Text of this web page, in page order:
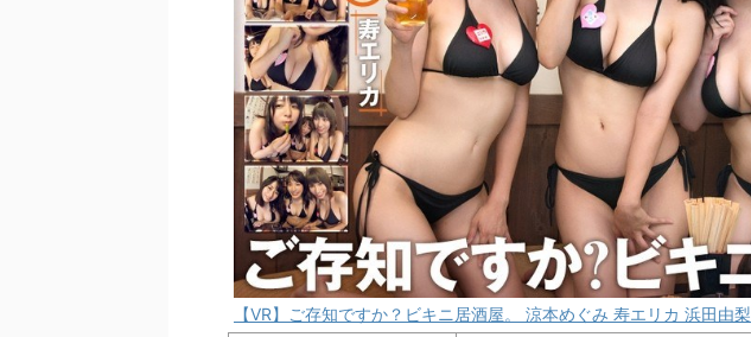
【VR】ご存知ですか？ビキニ居酒屋。 涼本めぐみ 寿エリカ 浜田由梨